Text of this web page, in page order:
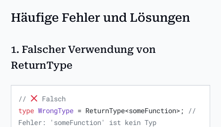
Häufige Fehler und Lösungen
1. Falscher Verwendung von
ReturnType
//
Falsch
type WrongType = ReturnType<someFunction>;
//
Fehler: 'someFunction' ist kein Typ